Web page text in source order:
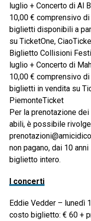
luglio + Concerto di Al
10,00 € comprensivo
biglietti disponibili a
su TicketOne,
Biglietto Collisioni
luglio + Concerto di
10,00 € comprensivo
biglietti in vendita su
PiemonteTicket
Per la prenotazione
abili, è possibile
non pagano, dai 10
biglietto intero.
I concerti
Eddie Vedder – lunedì
costo biglietto: € 60 +